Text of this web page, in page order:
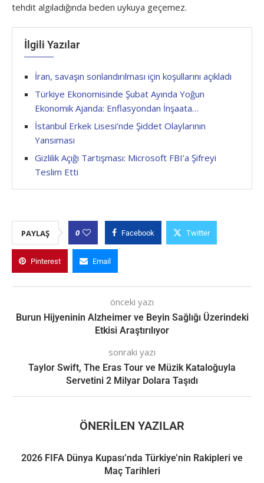
tehdit algıladığında beden uykuya geçemez.
İlgili Yazılar
İran, savaşın sonlandırılması için koşullarını açıkladı
Türkiye Ekonomisinde Şubat Ayında Yoğun
Ekonomik Ajanda: Enflasyondan İnşaata…
İstanbul Erkek Lisesi’nde Şiddet Olaylarının
Yansıması
Gizlilik Açığı Tartışması: Microsoft FBI’a Şifreyi
Teslim Etti
PAYLAŞ 0 Facebook Twitter
Pinterest Email
önceki yazı
Burun Hijyeninin Alzheimer ve Beyin Sağlığı Üzerindeki
Etkisi Araştırılıyor
sonraki yazı
Taylor Swift, The Eras Tour ve Müzik Kataloğuyla
Servetini 2 Milyar Dolara Taşıdı
ÖNERILEN YAZILAR
2026 FIFA Dünya Kupası’nda Türkiye’nin Rakipleri ve
Maç Tarihleri